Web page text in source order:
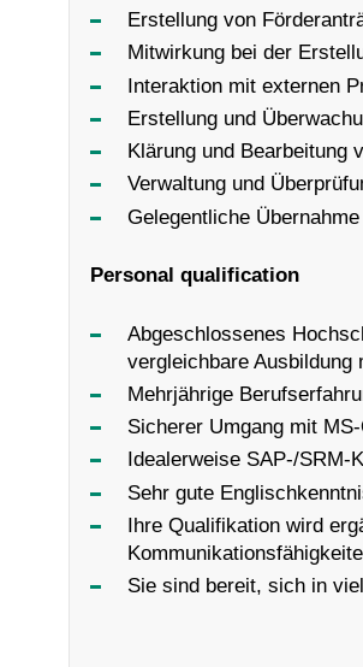
Erstellung von
Mitwirkung bei der
Interaktion mit externen
Erstellung und
Klärung und Bearbeitung
Verwaltung und
Gelegentliche
Personal qualification
Abgeschlossenes
vergleichbare Ausbildung
Mehrjährige
Sicherer Umgang mit
Idealerweise SAP-/SRM-
Sehr gute
Ihre Qualifikation wird
Sie sind bereit, sich in